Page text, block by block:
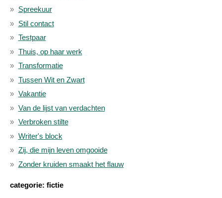
Spreekuur
Stil contact
Testpaar
Thuis, op haar werk
Transformatie
Tussen Wit en Zwart
Vakantie
Van de lijst van verdachten
Verbroken stilte
Writer's block
Zij, die mijn leven omgooide
Zonder kruiden smaakt het flauw
categorie: fictie